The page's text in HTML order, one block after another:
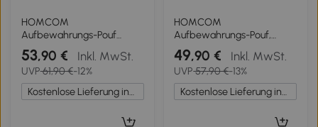
HOMCOM
Aufbewahrungs-Pouf
Faltbare
Aufbewahrungsbank 72 L
76x38x35 cm
Samtbezogen
Aufbewahrungsbox Rosa
53,90 € Inkl. MwSt.
UVP61,90 €-12%
Kostenlose Lieferung innerhalb Deutschlands
HOMCOM
Aufbewahrungs-Pouf,
Faltbare
Aufbewahrungsbank 84 L
76x38x38 cm Bezogen mit
Kunstleinen
Aufbewahrungsbox Rosa
49,90 € Inkl. MwSt.
UVP57,90 €-13%
Kostenlose Lieferung innerhalb Deutschlands